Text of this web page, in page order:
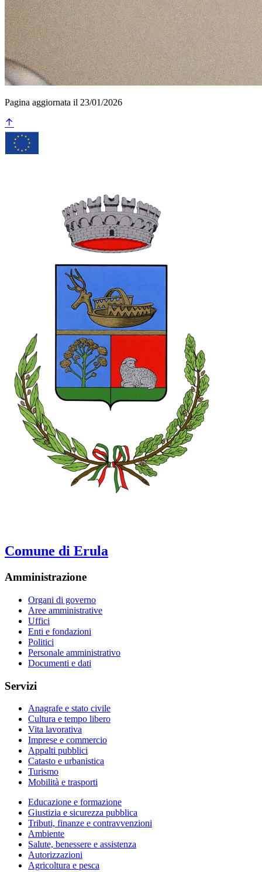
Pagina aggiornata il 23/01/2026
Comune di Erula
Amministrazione
Organi di governo
Aree amministrative
Uffici
Enti e fondazioni
Politici
Personale amministrativo
Documenti e dati
Servizi
Anagrafe e stato civile
Cultura e tempo libero
Vita lavorativa
Imprese e commercio
Appalti pubblici
Catasto e urbanistica
Turismo
Mobilità e trasporti
Educazione e formazione
Giustizia e sicurezza pubblica
Tributi, finanze e contravvenzioni
Ambiente
Salute, benessere e assistenza
Autorizzazioni
Agricoltura e pesca